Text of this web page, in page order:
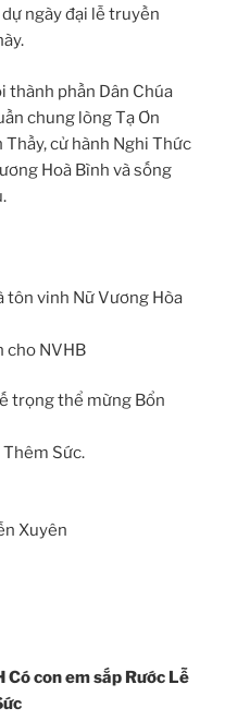
ngày đại lễ truyền
thành phần Dân Chúa
chung lòng Tạ Ơn
cử hành Nghi Thức
Hoà Bình và sống
tôn vinh Nữ Vương Hòa
cho NVHB
trọng thể mừng Bổn
Thêm Sức.
Xuyên
Có con em sắp Rước Lễ